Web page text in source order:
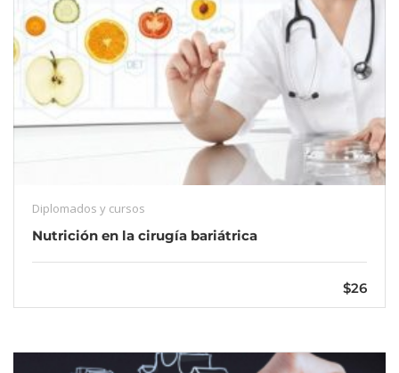
Diplomados y cursos
Nutrición en la cirugía bariátrica
$26